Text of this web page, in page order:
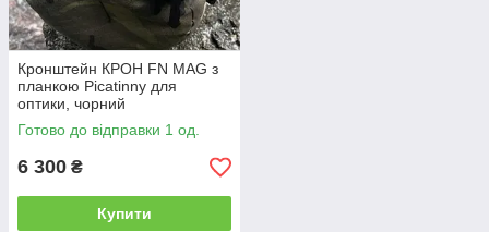
Кронштейн КРОН FN MAG з
планкою Picatinny для
оптики, чорний
Готово до відправки 1 од.
6 300 ₴
Купити